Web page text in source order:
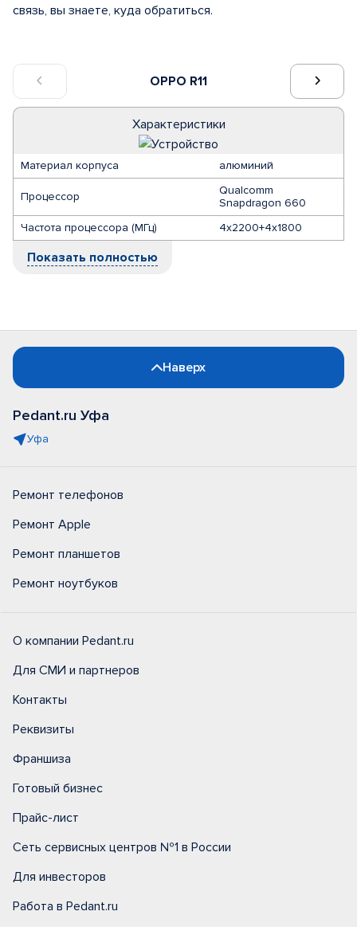
OPPO R11
Характеристики
Материал корпуса алюминий
Процессор
Qualcomm
Snapdragon 660
Частота процессора (МГц)
4x2200+4x1800
Показать полностью
связь, вы знаете, куда обратиться.
Наверх
Pedant.ru Уфа
Уфа
Ремонт телефонов
Ремонт Apple
Ремонт планшетов
Ремонт ноутбуков
О компании Pedant.ru
Для СМИ и партнеров
Контакты
Реквизиты
Франшиза
Готовый бизнес
Прайс-лист
Сеть сервисных центров №1 в России
Для инвесторов
Работа в Pedant.ru